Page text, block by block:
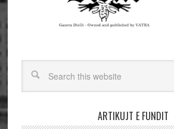
ARTIKUJT E FUNDIT